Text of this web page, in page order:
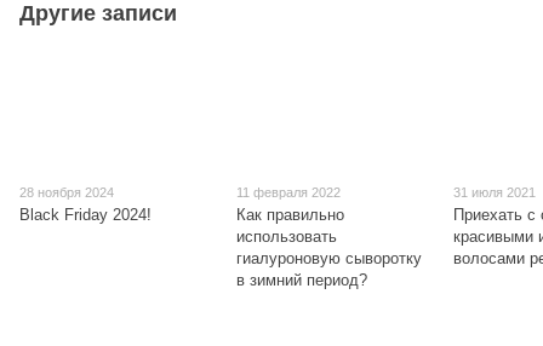
Другие записи
28 ноября 2024
Black Friday 2024!
11 февраля 2022
Как правильно
использовать
гиалуроновую сыворотку
в зимний период?
31 июля 2021
Приехать с
красивыми
волосами